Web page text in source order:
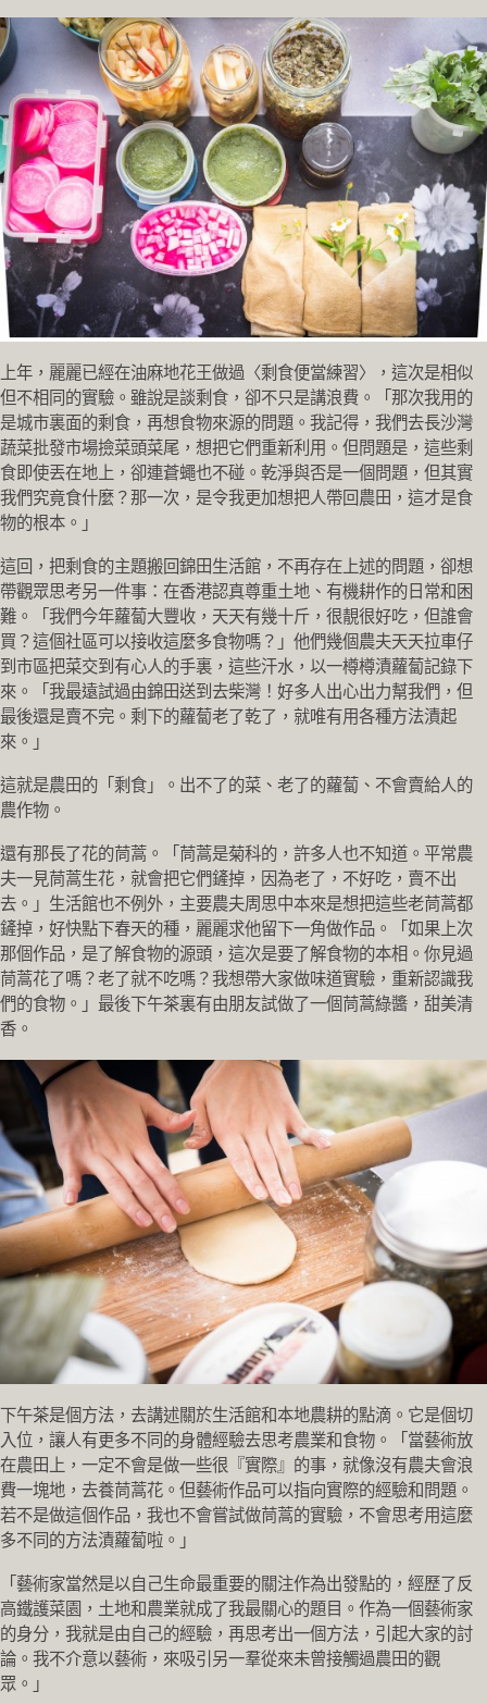
上年，麗麗已經在油麻地花王做過〈剩食便當練習〉，這次是相似
但不相同的實驗。雖說是談剩食，卻不只是講浪費。「那次我用的
是城市裏面的剩食，再想食物來源的問題。我記得，我們去長沙灣
蔬菜批發市場撿菜頭菜尾，想把它們重新利用。但問題是，這些剩
食即使丟在地上，卻連蒼蠅也不碰。乾淨與否是一個問題，但其實
我們究竟食什麼？那一次，是令我更加想把人帶回農田，這才是食
物的根本。」
這回，把剩食的主題搬回錦田生活館，不再存在上述的問題，卻想
帶觀眾思考另一件事：在香港認真尊重土地、有機耕作的日常和困
難。「我們今年蘿蔔大豐收，天天有幾十斤，很靚很好吃，但誰會
買？這個社區可以接收這麼多食物嗎？」他們幾個農夫天天拉車仔
到市區把菜交到有心人的手裏，這些汗水，以一樽樽漬蘿蔔記錄下
來。「我最遠試過由錦田送到去柴灣！好多人出心出力幫我們，但
最後還是賣不完。剩下的蘿蔔老了乾了，就唯有用各種方法漬起
來。」
這就是農田的「剩食」。出不了的菜、老了的蘿蔔、不會賣給人的
農作物。
還有那長了花的茼蒿。「茼蒿是菊科的，許多人也不知道。平常農
夫一見茼蒿生花，就會把它們鏟掉，因為老了，不好吃，賣不出
去。」生活館也不例外，主要農夫周思中本來是想把這些老茼蒿都
鏟掉，好快點下春天的種，麗麗求他留下一角做作品。「如果上次
那個作品，是了解食物的源頭，這次是要了解食物的本相。你見過
茼蒿花了嗎？老了就不吃嗎？我想帶大家做味道實驗，重新認識我
們的食物。」最後下午茶裏有由朋友試做了一個茼蒿綠醬，甜美清
香。
下午茶是個方法，去講述關於生活館和本地農耕的點滴。它是個切
入位，讓人有更多不同的身體經驗去思考農業和食物。「當藝術放
在農田上，一定不會是做一些很『實際』的事，就像沒有農夫會浪
費一塊地，去養茼蒿花。但藝術作品可以指向實際的經驗和問題。
若不是做這個作品，我也不會嘗試做茼蒿的實驗，不會思考用這麼
多不同的方法漬蘿蔔啦。」
「藝術家當然是以自己生命最重要的關注作為出發點的，經歷了反
高鐵護菜園，土地和農業就成了我最關心的題目。作為一個藝術家
的身分，我就是由自己的經驗，再思考出一個方法，引起大家的討
論。我不介意以藝術，來吸引另一羣從來未曾接觸過農田的觀
眾。」